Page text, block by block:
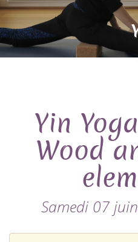
Yin
Wood
Samedi 07